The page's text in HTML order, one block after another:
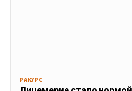
РАКУРС